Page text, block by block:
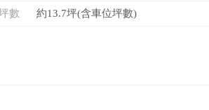
數 約13.7坪(含車位坪數)